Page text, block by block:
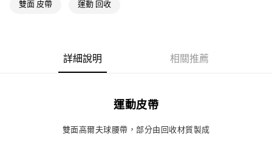
每筆NT$80，滿NT$1,500(含以上)免運費
雙面 皮帶 運動 回收
詳細說明 相關推薦
運動皮帶
雙面高爾夫球腰帶，部分由回收材質製成